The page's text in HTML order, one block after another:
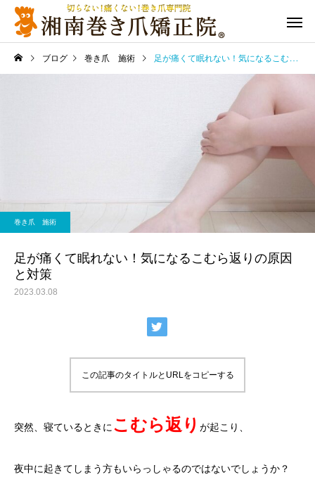
ブログ 巻き爪 施術 足が痛くて眠れない！気になるこむら返りの原因と対策
巻き爪 施術
足が痛くて眠れない！気になるこむら返りの原因
と対策
2023.03.08
この記事のタイトルとURLをコピーする
突然、寝ているときに こむら返り が起こり、
夜中に起きてしまう方もいらっしゃるのではないでしょうか？